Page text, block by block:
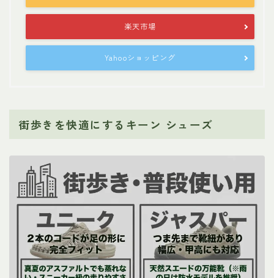
楽天市場
Yahooショッピング
街歩きを快適にするキーン シューズ